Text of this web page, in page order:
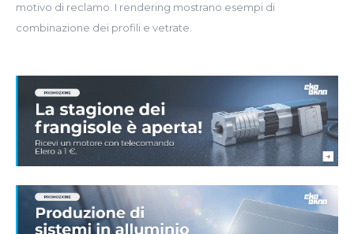
motivo di reclamo. I rendering mostrano esempi di
combinazione dei profili e vetrate.